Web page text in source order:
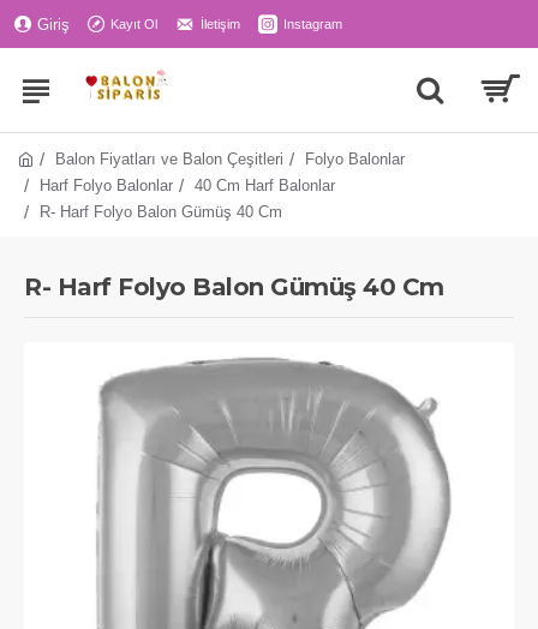
Giriş Kayıt Ol İletişim Instagram
Balon Fiyatları ve Balon Çeşitleri
Folyo Balonlar
Harf Folyo Balonlar
40 Cm Harf Balonlar
R- Harf Folyo Balon Gümüş 40 Cm
R- Harf Folyo Balon Gümüş 40 Cm